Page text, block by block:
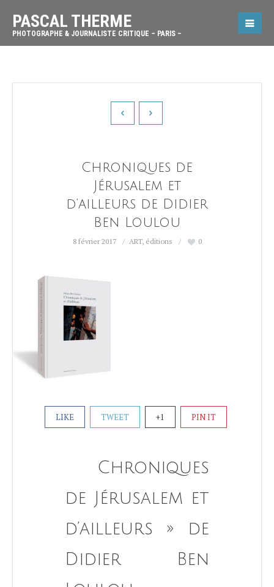
PASCAL THERME
PHOTOGRAPHE & JOURNALISTE CRITIQUE – PARIS –
Chroniques de
Jérusalem et
d’ailleurs de Didier
Ben Loulou
8 février 2017 ART, éditions 0
LIKE TWEET +1 PIN IT
Chroniques
de Jérusalem et
d’ailleurs » de
Didier Ben